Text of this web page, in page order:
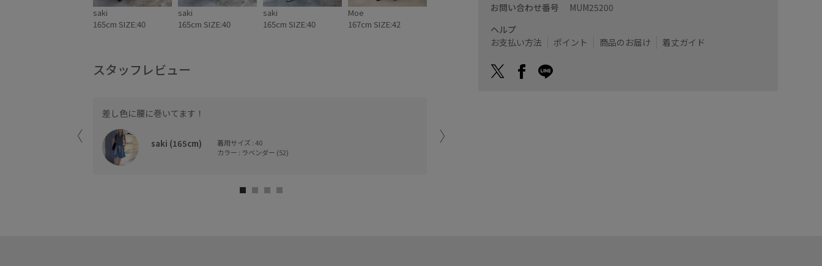
saki
165cm SIZE:40
saki
165cm SIZE:40
saki
165cm SIZE:40
Moe
167cm SIZE:42
スタッフレビュー
差し色に腰に巻いてます！
saki (165cm)
着用サイズ : 40
カラー : ラベンダー (52)
お問い合わせ番号 MUM25200
ヘルプ
お支払い方法
ポイント 商品のお届け 着丈ガイド